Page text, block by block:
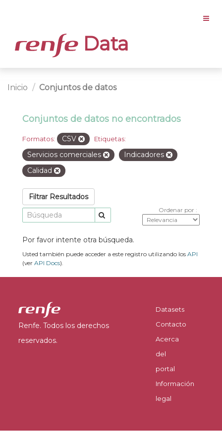
Data
Inicio Conjuntos de datos
Conjuntos de datos no encontrados
Formatos: CSV Etiquetas:
Servicios comerciales
Indicadores
Calidad
Filtrar Resultados
Ordenar por
Por favor intente otra búsqueda.
Usted también puede acceder a este registro utilizando los API
(ver API Docs).
Renfe. Todos los derechos
reservados.
Datasets
Contacto
Acerca
del
portal
Información
legal